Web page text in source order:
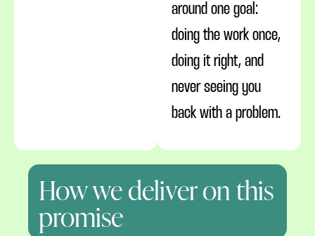
around one goal:
doing the work once,
doing it right, and
never seeing you
back with a problem.
How we deliver on this
promise